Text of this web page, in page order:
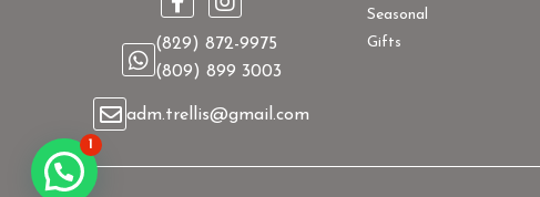
(829) 872-9975
(809) 899 3003
adm.trellis@gmail.com
Seasonal
Gifts
1